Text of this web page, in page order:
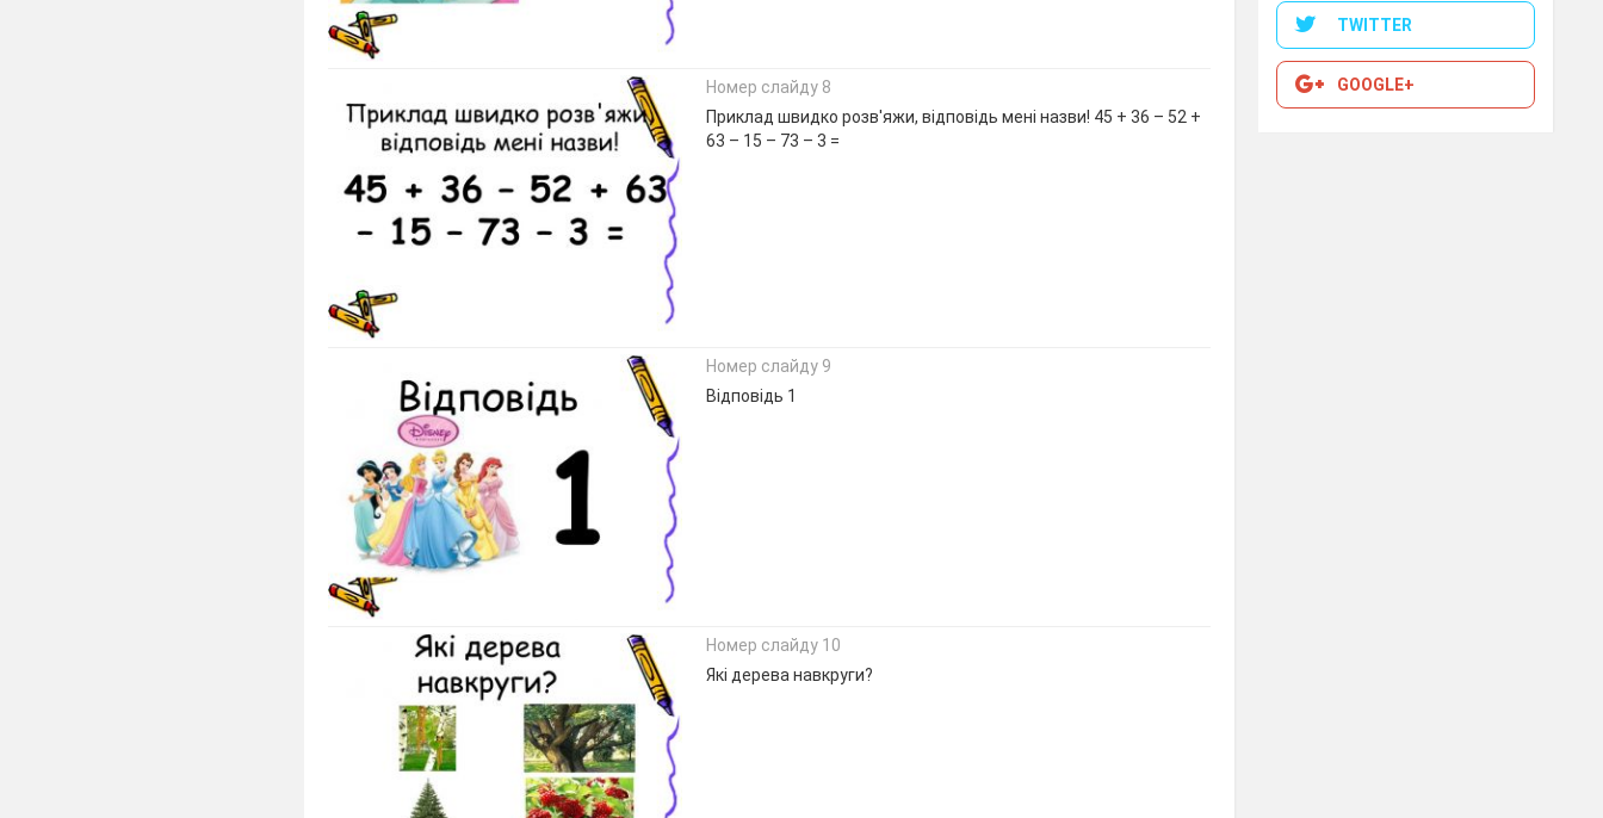
Номер слайду 8
Приклад швидко розв'яжи, відповідь мені назви! 45 + 36 – 52 +
63 – 15 – 73 – 3 =
Номер слайду 9
Відповідь 1
Номер слайду 10
Які дерева навкруги?
TWITTER
GOOGLE+